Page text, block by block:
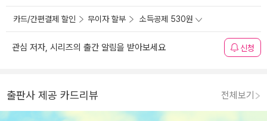
카드/간편결제 할인 무이자 할부 소득공제 530원
관심 저자, 시리즈의 출간 알림을 받아보세요 신청
출판사 제공 카드리뷰 전체보기